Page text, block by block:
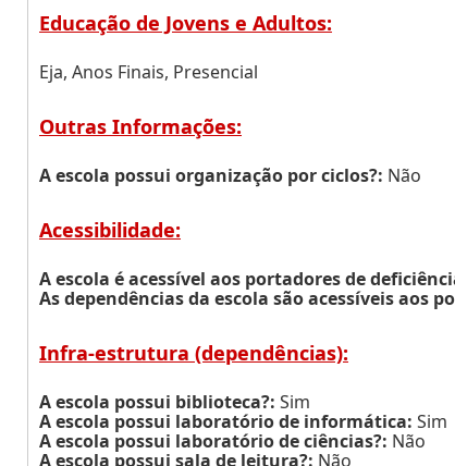
Educação de Jovens e Adultos:
Eja, Anos Finais, Presencial
Outras Informações:
A escola possui organização por ciclos?: Não
Acessibilidade:
A escola é acessível aos portadores de
As dependências da escola são acessíveis aos
Infra-estrutura (dependências):
A escola possui biblioteca?: Sim
A escola possui laboratório de informática: Sim
A escola possui laboratório de ciências?: Não
A escola possui sala de leitura?: Não